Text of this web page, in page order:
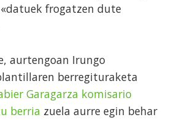
«datuek frogatzen dute
aurtengoan Irungo
berregituraketa
Garagarza komisario
berria zuela aurre egin behar